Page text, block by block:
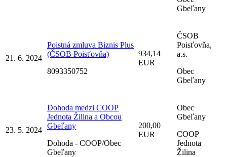
Gbeľany
21. 6. 2024
Poistná zmluva Biznis Plus
(ČSOB Poisťovňa)
8093350752
934,14
EUR
ČSOB
Poisťovňa,
a.s.
Obec
Gbeľany
23. 5. 2024
Dohoda medzi COOP
Jednota Žilina a Obcou
Gbeľany
Dohoda - COOP/Obec
Gbeľany
200,00
EUR
Obec
Gbeľany
COOP
Jednota
Žilina